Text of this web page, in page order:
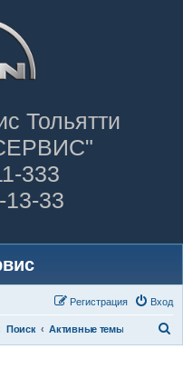
Тольятти
333
13-33
Вход
Регистрация
Поиск Активные темы